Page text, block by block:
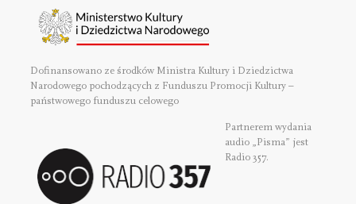
Dofinansowano ze środków Ministra Kultury i Dziedzictwa
Narodowego pochodzących z Funduszu Promocji Kultury –
państwowego funduszu celowego
Partnerem wydania
audio „Pisma” jest
Radio 357.